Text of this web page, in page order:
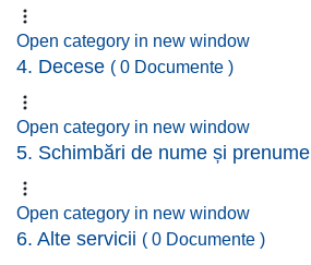
Open category in new window
4. Decese ( 0 Documente )
Open category in new window
5. Schimbări de nume și prenume
Open category in new window
6. Alte servicii ( 0 Documente )